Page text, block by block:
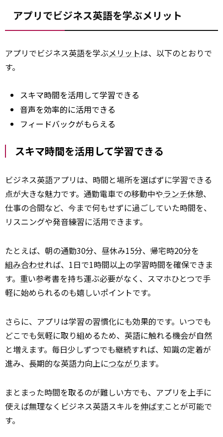
アプリでビジネス英語を学ぶメリット
アプリでビジネス英語を学ぶメリットは、以下のとおりで
す。
スキマ時間を活用して学習できる
音声を効率的に活用できる
フィードバックがもらえる
スキマ時間を活用して学習できる
ビジネス英語アプリは、時間と場所を選ばずに学習できる
点が大きな魅力です。通勤電車での移動中やランチ休憩、
仕事の合間など、今まで何もせずに過ごしていた時間を、
リスニングや発音練習に活用できます。
たとえば、朝の通勤30分、昼休み15分、帰宅時20分を
組み合わせれば、1日で1時間以上の学習時間を確保できま
す。重い参考書を持ち運ぶ必要がなく、スマホひとつで手
軽に始められるのも嬉しいポイントです。
さらに、アプリは学習の習慣化にも効果的です。いつでも
どこでも気軽に取り組めるため、英語に触れる機会が自然
と増えます。毎日少しずつでも継続すれば、知識の定着が
進み、長期的な英語力向上につながり ます。
まとまった時間を取るのが難しい方でも、アプリを上手に
使えば無理なくビジネス英語スキルを伸ばすことが可能で
す。